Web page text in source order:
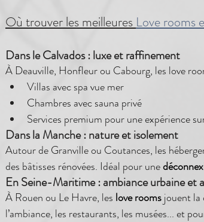
Où trouver les meilleures Love rooms
Dans le Calvados : luxe et raffinement
À Deauville, Honfleur ou Cabourg, les love
Villas avec spa vue mer
Chambres avec sauna privé
Services premium pour une expérience
Dans la Manche : nature et isolement
Autour de Granville ou Coutances, les
des bâtisses rénovées. Idéal pour une
En Seine-Maritime : ambiance urbaine et
À Rouen ou Le Havre, les love rooms jouent
l’ambiance, les restaurants, les musées... et